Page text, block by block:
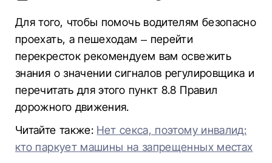
Для того, чтобы помочь водителям безопасно
проехать, а пешеходам – ​​перейти
перекресток рекомендуем вам освежить
знания о значении сигналов регулировщика и
перечитать для этого пункт 8.8 Правил
дорожного движения.
Читайте также: Нет секса, поэтому инвалид:
кто паркует машины на запрещенных местах